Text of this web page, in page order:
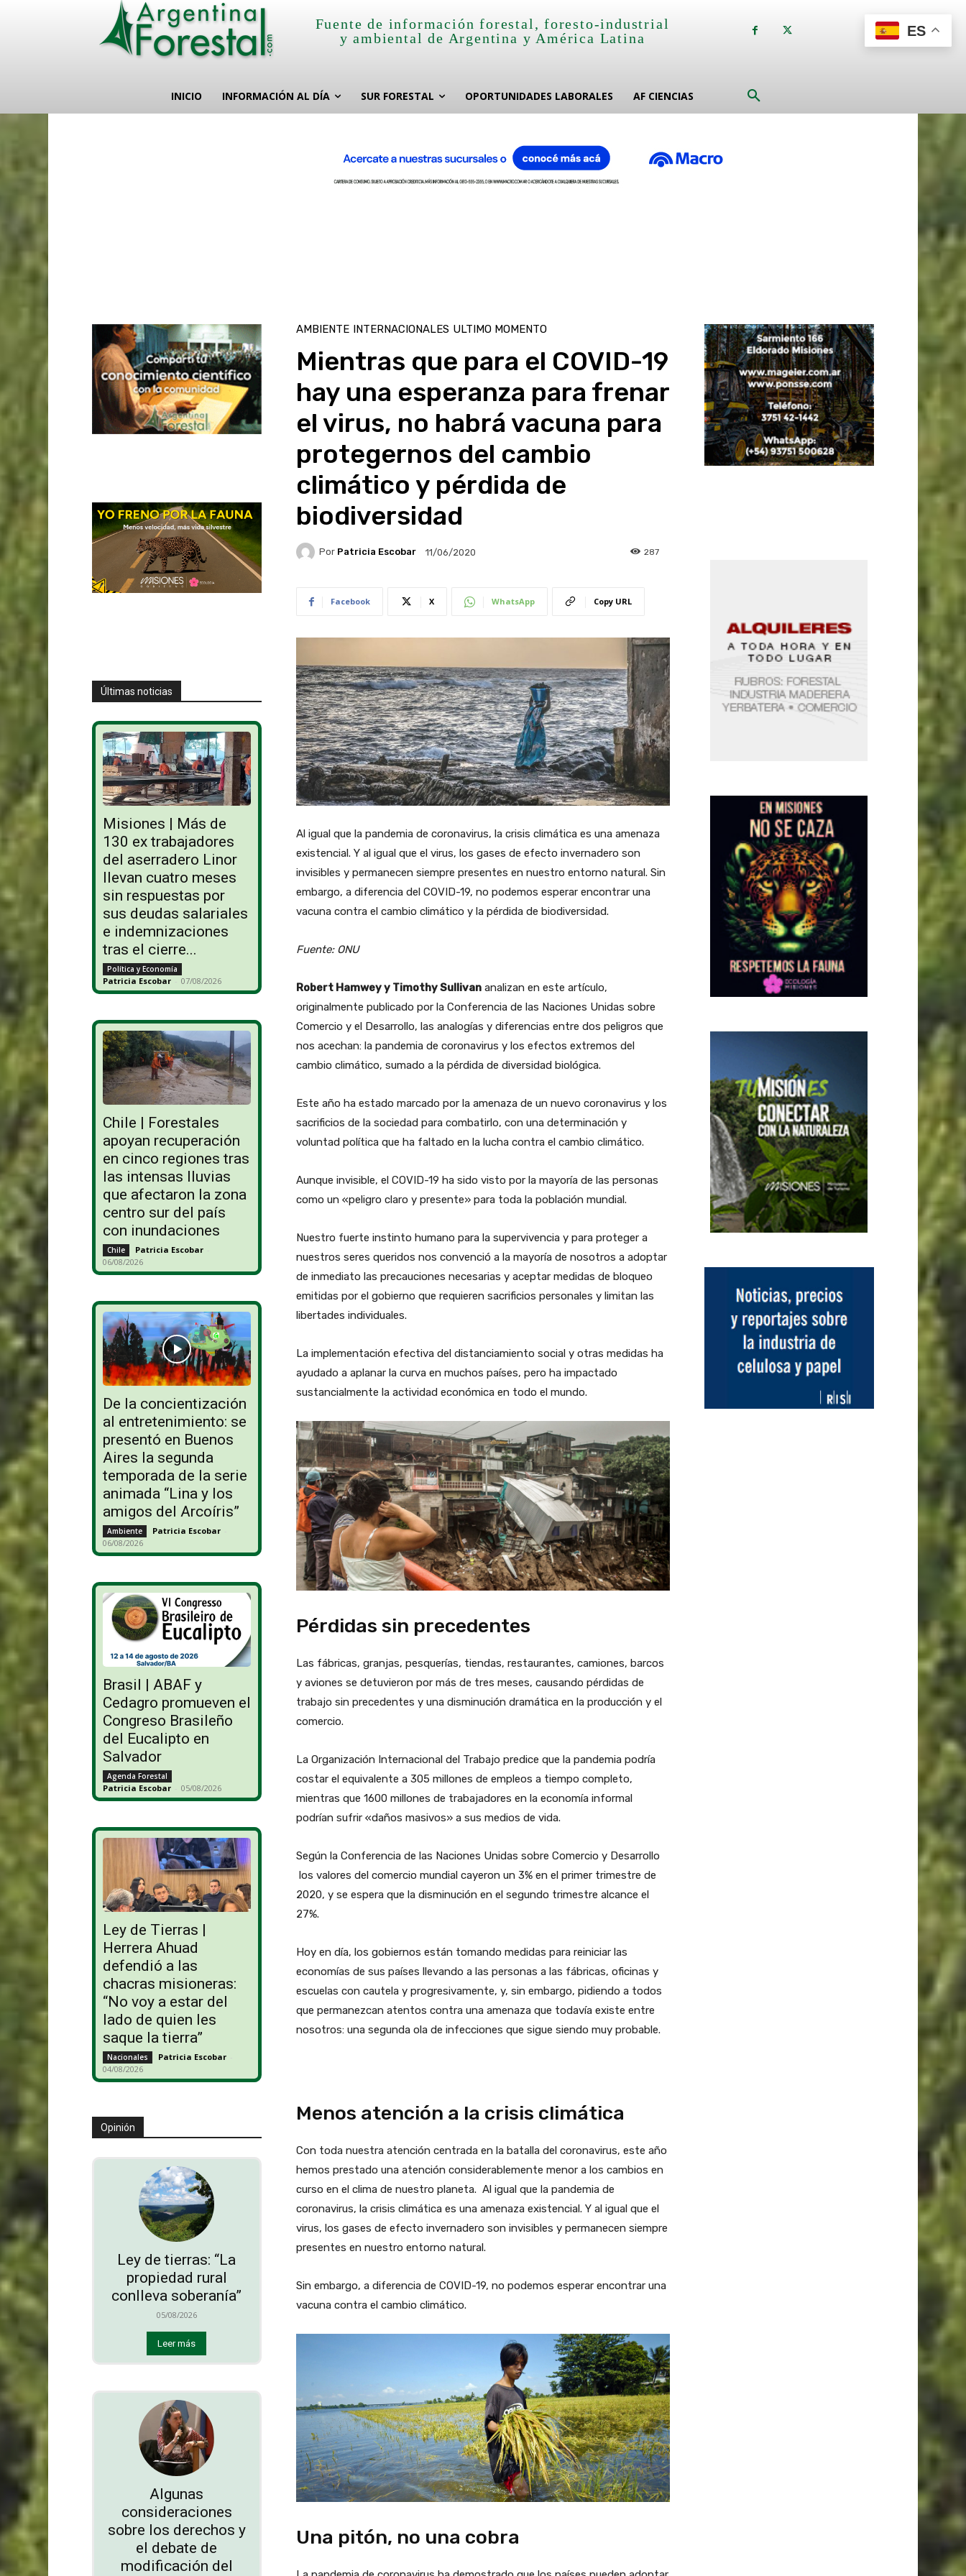
Fuente de información forestal, foresto-industrial
y ambiental de Argentina y América Latina
INICIO INFORMACIÓN AL DÍA SUR FORESTAL OPORTUNIDADES LABORALES AF CIENCIAS
Últimas noticias
Misiones | Más de
130 ex trabajadores
del aserradero Linor
llevan cuatro meses
sin respuestas por
sus deudas salariales
e indemnizaciones
tras el cierre...
Política y Economía
Patricia Escobar - 07/08/2026
Chile | Forestales
apoyan recuperación
en cinco regiones tras
las intensas lluvias
que afectaron la zona
centro sur del país
con inundaciones
Chile Patricia Escobar -
06/08/2026
De la concientización
al entretenimiento: se
presentó en Buenos
Aires la segunda
temporada de la serie
animada “Lina y los
amigos del Arcoíris”
Ambiente Patricia Escobar -
06/08/2026
Brasil | ABAF y
Cedagro promueven el
Congreso Brasileño
del Eucalipto en
Salvador
Agenda Forestal
Patricia Escobar - 05/08/2026
Ley de Tierras |
Herrera Ahuad
defendió a las
chacras misioneras:
“No voy a estar del
lado de quien les
saque la tierra”
Nacionales Patricia Escobar -
04/08/2026
Opinión
Ley de tierras: “La
propiedad rural
conlleva soberanía”
05/08/2026
Leer más
Algunas
consideraciones
sobre los derechos y
el debate de
modificación del
AMBIENTE INTERNACIONALES ULTIMO MOMENTO
Mientras que para el COVID-19
hay una esperanza para frenar
el virus, no habrá vacuna para
protegernos del cambio
climático y pérdida de
biodiversidad
Por Patricia Escobar 11/06/2020 287
Facebook X WhatsApp Copy URL
Al igual que la pandemia de coronavirus, la crisis climática es una amenaza
existencial. Y al igual que el virus, los gases de efecto invernadero son
invisibles y permanecen siempre presentes en nuestro entorno natural. Sin
embargo, a diferencia del COVID-19, no podemos esperar encontrar una
vacuna contra el cambio climático y la pérdida de biodiversidad.
Fuente: ONU
Robert Hamwey y Timothy Sullivananalizan en este artículo,
originalmente publicado por la Conferencia de las Naciones Unidas sobre
Comercio y el Desarrollo, las analogías y diferencias entre dos peligros que
nos acechan: la pandemia de coronavirus y los efectos extremos del
cambio climático, sumado a la pérdida de diversidad biológica.
Este año ha estado marcado por la amenaza de un nuevo coronavirus y los
sacrificios de la sociedad para combatirlo, con una determinación y
voluntad política que ha faltado en la lucha contra el cambio climático.
Aunque invisible, el COVID-19 ha sido visto por la mayoría de las personas
como un «peligro claro y presente» para toda la población mundial.
Nuestro fuerte instinto humano para la supervivencia y para proteger a
nuestros seres queridos nos convenció a la mayoría de nosotros a adoptar
de inmediato las precauciones necesarias y aceptar medidas de bloqueo
emitidas por el gobierno que requieren sacrificios personales y limitan las
libertades individuales.
La implementación efectiva del distanciamiento social y otras medidas ha
ayudado a aplanar la curva en muchos países, pero ha impactado
sustancialmente la actividad económica en todo el mundo.
Pérdidas sin precedentes
Las fábricas, granjas, pesquerías, tiendas, restaurantes, camiones, barcos
y aviones se detuvieron por más de tres meses, causando pérdidas de
trabajo sin precedentes y una disminución dramática en la producción y el
comercio.
La Organización Internacional del Trabajo predice que la pandemia podría
costar el equivalente a 305 millones de empleos a tiempo completo,
mientras que 1600 millones de trabajadores en la economía informal
podrían sufrir «daños masivos» a sus medios de vida.
Según la Conferencia de las Naciones Unidas sobre Comercio y Desarrollo
los valores del comercio mundial cayeron un 3% en el primer trimestre de
2020, y se espera que la disminución en el segundo trimestre alcance el
27%.
Hoy en día, los gobiernos están tomando medidas para reiniciar las
economías de sus países llevando a las personas a las fábricas, oficinas y
escuelas con cautela y progresivamente, y, sin embargo, pidiendo a todos
que permanezcan atentos contra una amenaza que todavía existe entre
nosotros: una segunda ola de infecciones que sigue siendo muy probable.
Menos atención a la crisis climática
Con toda nuestra atención centrada en la batalla del coronavirus, este año
hemos prestado una atención considerablemente menor a los cambios en
curso en el clima de nuestro planeta. Al igual que la pandemia de
coronavirus, la crisis climática es una amenaza existencial. Y al igual que el
virus, los gases de efecto invernadero son invisibles y permanecen siempre
presentes en nuestro entorno natural.
Sin embargo, a diferencia de COVID-19, no podemos esperar encontrar una
vacuna contra el cambio climático.
Una pitón, no una cobra
ES